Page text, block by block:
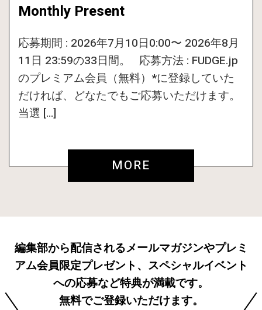
Monthly Present
応募期間 : 2026年7月10日0:00〜 2026年8月
11日 23:59の33日間。 応募方法 : FUDGE.jp
のプレミアム会員（無料）*に登録していた
だければ、どなたでもご応募いただけます。
当選 […]
MORE
編集部から配信されるメールマガジンやプレミ
アム会員限定プレゼント、スペシャルイベント
への応募など特典が満載です。
無料でご登録いただけます。